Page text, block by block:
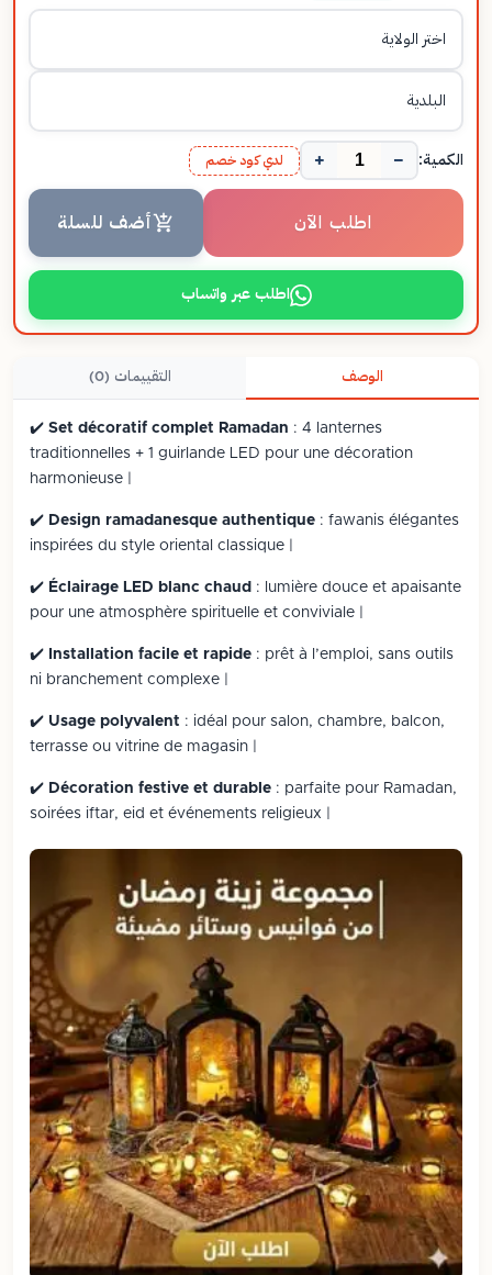
الكمية: −
+ لدي كود خصم
اطلب الآن أضف للسلة
اطلب عبر واتساب
الوصف التقييمات (0)
✔️ Set décoratif complet Ramadan : 4 lanternes
traditionnelles + 1 guirlande LED pour une décoration
harmonieuse |
✔️ Design ramadanesque authentique : fawanis élégantes
inspirées du style oriental classique |
✔️ Éclairage LED blanc chaud : lumière douce et apaisante
pour une atmosphère spirituelle et conviviale |
✔️ Installation facile et rapide : prêt à l’emploi, sans outils
ni branchement complexe |
✔️ Usage polyvalent : idéal pour salon, chambre, balcon,
terrasse ou vitrine de magasin |
✔️ Décoration festive et durable : parfaite pour Ramadan,
soirées iftar, eid et événements religieux |